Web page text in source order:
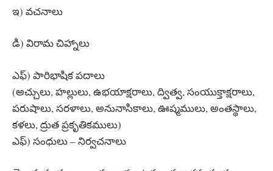
ఇ) వచనాలు
డి) విరామ చిహ్నాలు
ఎఫ్) పారిభాషిక పదాలు
(అచ్చులు, హల్లులు, ఉభయాక్షరాలు, ద్విత్వ, సంయుక్తాక్షరాలు,
పరుషాలు, సరళాలు, అనునాసికాలు, ఊష్మములు, అంతస్థాలు,
కళలు, ద్రుత ప్రకృతికములు)
ఎఫ్) సంధులు – నిర్వచనాలు